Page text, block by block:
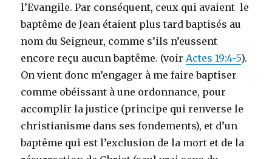
l’Evangile. Par conséquent, ceux qui avaient le
baptême de Jean étaient plus tard baptisés au
nom du Seigneur, comme s’ils n’eussent
encore reçu aucun baptême. (voir Actes 19:4-5).
On vient donc m’engager à me faire baptiser
comme obéissant à une ordonnance, pour
accomplir la justice (principe qui renverse le
christianisme dans ses fondements), et d’un
baptême qui est l’exclusion de la mort et de la